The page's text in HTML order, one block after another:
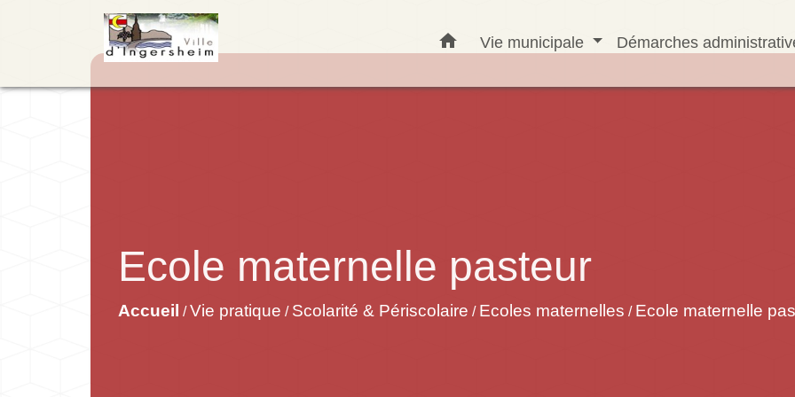
home Vie municipale Démarches
Ecole maternelle pasteur
Accueil /Vie pratique / Scolarité & Périscolaire / Ecoles maternelles / Ecole maternelle